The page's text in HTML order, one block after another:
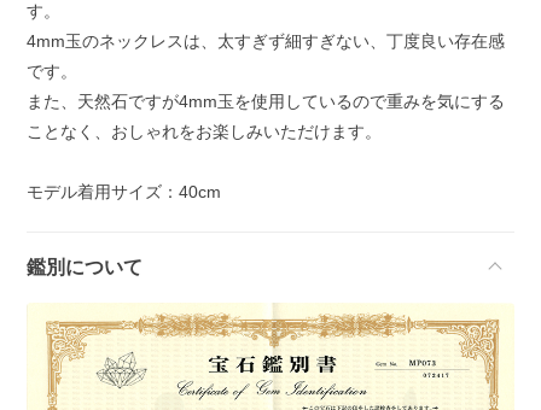
す。
4mm玉のネックレスは、太すぎず細すぎない、丁度良い存在感
です。
また、天然石ですが4mm玉を使用しているので重みを気にする
ことなく、おしゃれをお楽しみいただけます。
モデル着用サイズ：40cm
鑑別について